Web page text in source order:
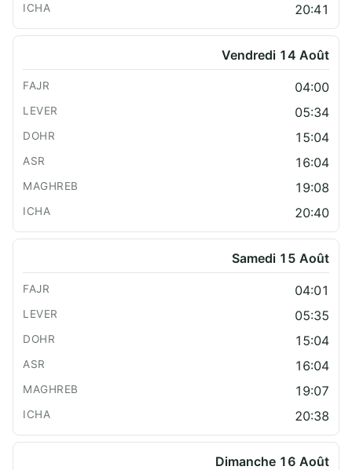
20:41
Vendredi 14 Août
04:00
05:34
15:04
16:04
19:08
20:40
Samedi 15 Août
04:01
05:35
15:04
16:04
19:07
20:38
Dimanche 16 Août